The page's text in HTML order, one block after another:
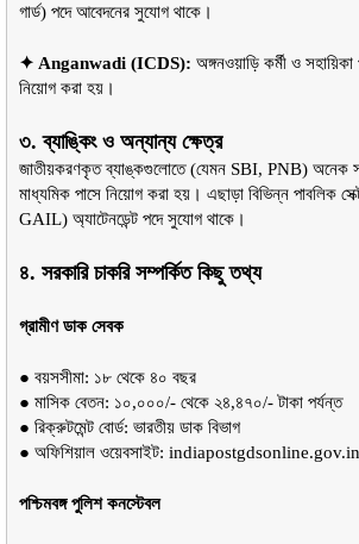
গার্ড) পদে আবেদনের সুযোগ থাকে।
✦ Anganwadi (ICDS): অঙ্গনওয়াড়ি কর্মী ও
নিয়োগ করা হয়।
৩. ব্যাঙ্কিং ও অন্যান্য ক্ষেত্র
জাতীয়করণকৃত ব্যাঙ্কগুলোতে (যেমন SBI, PNB) অনেক
মাধ্যমিক পাসে নিয়োগ করা হয়। এছাড়া বিভিন্ন পাবলিক
GAIL) অ্যাটেনডেন্ট পদে সুযোগ থাকে।
৪. সরকারি চাকরি সম্পর্কিত কিছু তথ্য
গ্রামীণ ডাক সেবক
● বয়সসীমা: ১৮ থেকে ৪০ বছর
● মাসিক বেতন: ১০,০০০/- থেকে ২৪,৪৭০/- টাকা পর্যন্ত
● রিক্রুটমেন্ট বোর্ড: ভারতীয় ডাক বিভাগ
● অফিশিয়াল ওয়েবসাইট: indiapostgdsonline.gov.in
পশ্চিমবঙ্গ পুলিশ কনস্টেবল